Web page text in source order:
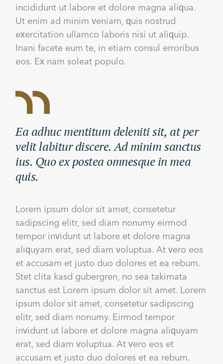
incididunt ut labore et dolore magna aliqua.
Ut enim ad minim veniam, quis nostrud
exercitation ullamco laboris nisi ut aliquip.
Inani facete eum te, in etiam consul erroribus
eos. Ex nam soleat populo.
Ea adhuc mentitum deleniti sit, at per
velit labitur discere. Ad minim sanctus
ius. Quo ex postea omnesque in mea
quis.
Lorem ipsum dolor sit amet, consetetur
sadipscing elitr, sed diam nonumy eirmod
tempor invidunt ut labore et dolore magna
aliquyam erat, sed diam voluptua. At vero eos
et accusam et justo duo dolores et ea rebum.
Stet clita kasd gubergren, no sea takimata
sanctus est Lorem ipsum dolor sit amet. Lorem
ipsum dolor sit amet, consetetur sadipscing
elitr, sed diam nonumy. Eirmod tempor
invidunt ut labore et dolore magna aliquyam
erat, sed diam voluptua. At vero eos et
accusam et justo duo dolores et ea rebum.